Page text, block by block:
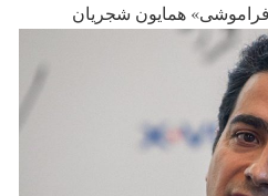
فراموشی» همایون شجریان